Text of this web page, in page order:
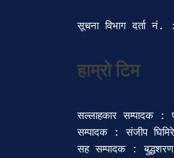
सूचना विभाग दर्ता‍
हाम्रो टिम
सल्लाहकार सम्पादक :
सम्पादक : संजीप
सह सम्पादक : बुद्धशरण